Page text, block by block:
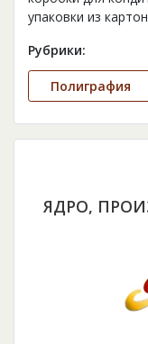
упаковки из
Рубрики:
Полиграфия
ЯДРО,